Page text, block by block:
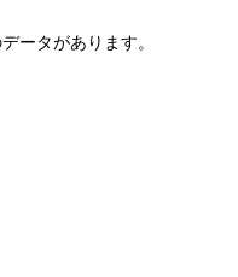
ータがあります。